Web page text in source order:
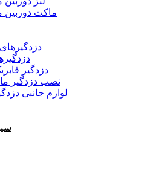
ماکت دوربین
دزدگیر
نصب دزدگیر
لوازم جانبی